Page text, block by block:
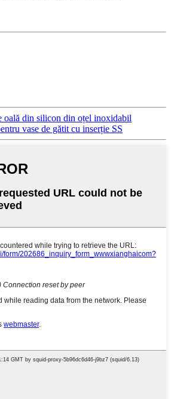
oală din silicon din oțel inoxidabil
vase de gătit cu inserție SS